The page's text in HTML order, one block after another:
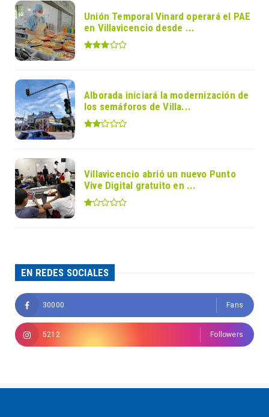
Unión Temporal Vinard operará el PAE
en Villavicencio desde ...
Alborada iniciará la modernización de
los semáforos de Villa...
Villavicencio abrió un nuevo Punto
Vive Digital gratuito en ...
EN REDES SOCIALES
30000 Fans
5212 Followers